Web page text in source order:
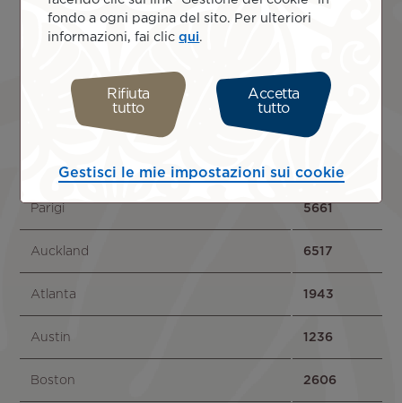
New Orleans
Oklahoma City 1184
San Antonio 1209
Sacramento 382
Parigi 5661
Auckland 6517
Atlanta 1943
Austin 1236
Boston 2606
fondo a ogni pagina del sito. Per ulteriori
informazioni, fai clicqui
Rifiuta
tutto
Accetta
tutto
Gestisci le mie impostazioni sui cookie